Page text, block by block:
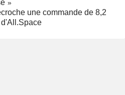
une commande de 8,2